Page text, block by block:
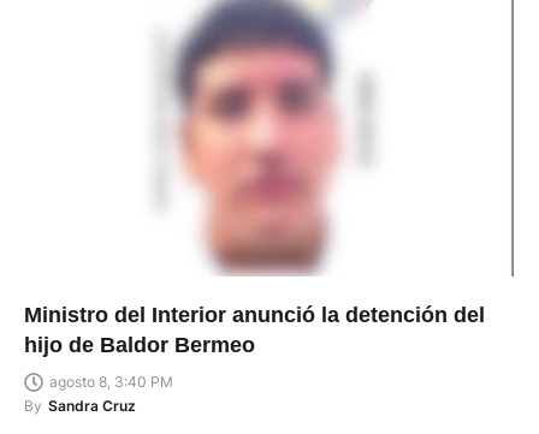
Ministro del Interior anunció la detención del
hijo de Baldor Bermeo
agosto 8, 3:40 PM
By Sandra Cruz